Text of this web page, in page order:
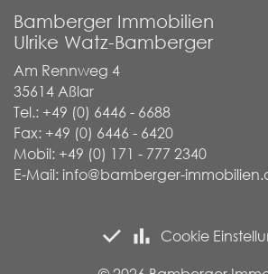
Bamberger Immobilien
Ulrike Watz-Bamberger
Am Rennweg 4
35614 Aßlar
Tel.: +49 (0) 6446 - 6688
Fax: +49 (0) 6446 - 6420
Mobil: +49 (0) 171 - 777 2340
E-Mail: info@bamberger-
Cookie